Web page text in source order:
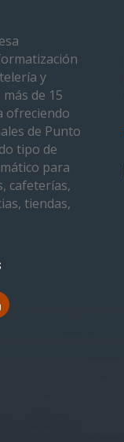
y
de 15
ofreciendo
de Punto
tipo de
para
cafeterías,
tiendas,